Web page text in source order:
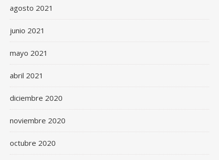
agosto 2021
junio 2021
mayo 2021
abril 2021
diciembre 2020
noviembre 2020
octubre 2020